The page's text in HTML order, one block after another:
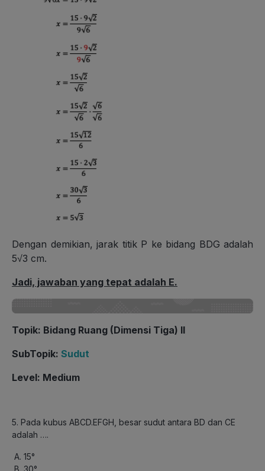
Dengan demikian, jarak titik P ke bidang BDG adalah
5√3 cm.
Jadi, jawaban yang tepat adalah E.
Topik: Bidang Ruang (Dimensi Tiga) II
SubTopik: Sudut
Level: Medium
5. Pada kubus ABCD.EFGH, besar sudut antara BD dan CE
adalah ….
15°
30°